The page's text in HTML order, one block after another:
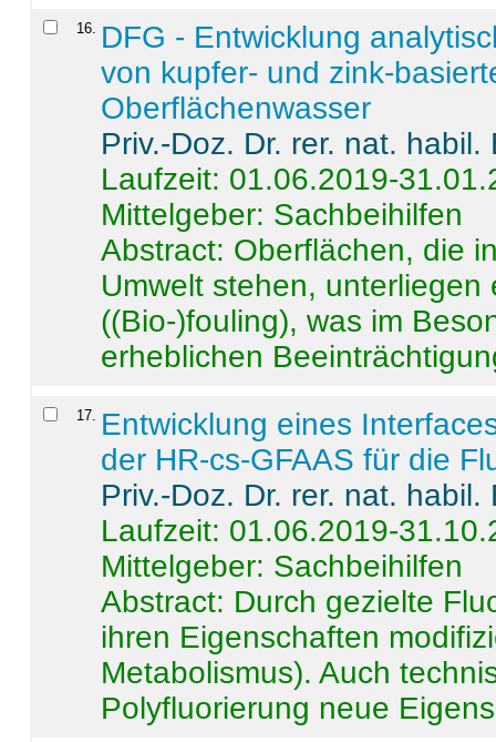
16
DFG - Entwicklung
von kupfer- und zink-
Oberflächenwasser
Priv.-Doz. Dr. rer. nat.
Laufzeit: 01.06.2019-
Mittelgeber: Sachbeihilfen
Abstract: Oberflächen, die
Umwelt stehen,
((Bio-)fouling), was im
erheblichen
17
Entwicklung eines
der HR-cs-GFAAS für die
Priv.-Doz. Dr. rer. nat.
Laufzeit: 01.06.2019-
Mittelgeber: Sachbeihilfen
Abstract: Durch gezielte
ihren Eigenschaften
Metabolismus). Auch
Polyfluorierung neue